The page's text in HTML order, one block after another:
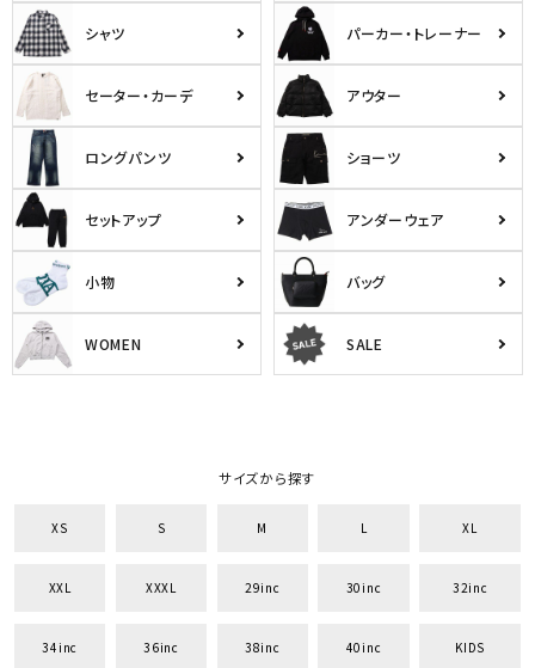
シャツ パーカー・トレーナー
セーター・カーデ アウター
ロングパンツ ショーツ
セットアップ アンダーウェア
小物 バッグ
WOMEN SALE
サイズから探す
XS S M L XL
XXL XXXL 29inc 30inc 32inc
34inc 36inc 38inc 40inc KIDS